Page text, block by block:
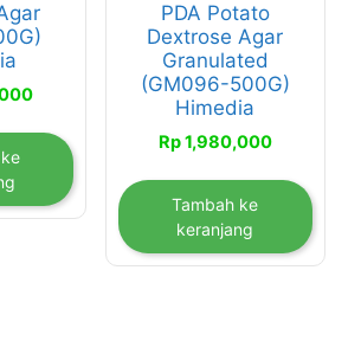
PDA Potato
Dextrose Agar
Granulated
(GM096-500G)
Himedia
Rp1,980,000
Tambah ke
keranjang